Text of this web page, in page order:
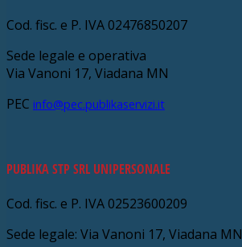
Cod. fisc. e P. IVA 02476850207
Sede legale e operativa
Via Vanoni 17, Viadana MN
PEC info@pec.publikaservizi.it
PUBLIKA STP SRL UNIPERSONALE
Cod. fisc. e P. IVA 02523600209
Sede legale: Via Vanoni 17, Viadana MN